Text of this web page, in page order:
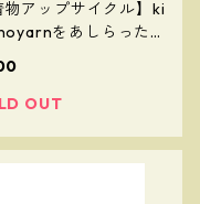
物アップサイクル】ki
をあしらったき
OUT